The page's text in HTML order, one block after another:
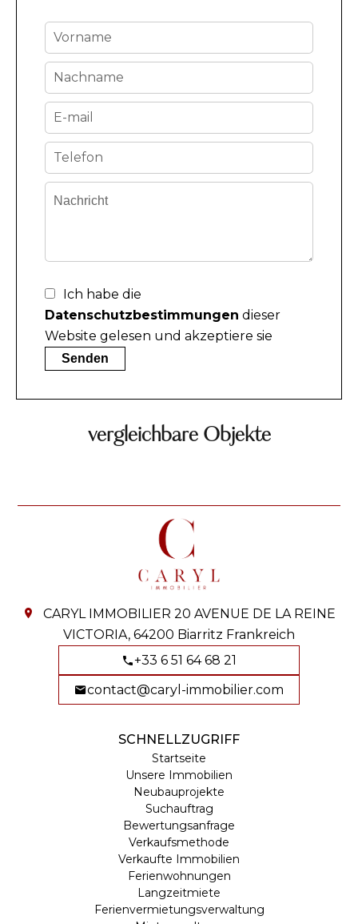
Ich habe die
Datenschutzbestimmungen dieser
Website gelesen und akzeptiere sie
Senden
vergleichbare Objekte
CARYL IMMOBILIER 20 AVENUE DE LA REINE
VICTORIA, 64200 Biarritz Frankreich
+33 6 51 64 68 21
contact@caryl-immobilier.com
SCHNELLZUGRIFF
Startseite
Unsere Immobilien
Neubauprojekte
Suchauftrag
Bewertungsanfrage
Verkaufsmethode
Verkaufte Immobilien
Ferienwohnungen
Langzeitmiete
Ferienvermietungsverwaltung